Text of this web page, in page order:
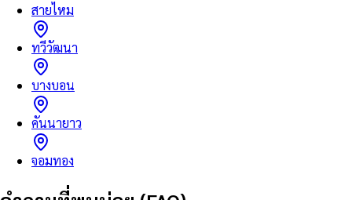
สายไหม
ทวีวัฒนา
บางบอน
คันนายาว
จอมทอง